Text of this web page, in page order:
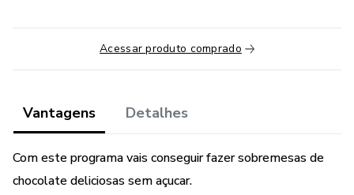
Acessar produto comprado
Vantagens Detalhes
Com este programa vais conseguir fazer sobremesas de
chocolate deliciosas sem açucar.